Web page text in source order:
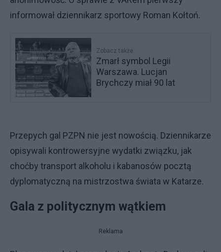
informował dziennikarz sportowy Roman Kołtoń.
Zobacz także
Zmarł symbol Legii
Warszawa. Lucjan
Brychczy miał 90 lat
Przepych gal PZPN nie jest nowością. Dziennikarze
opisywali kontrowersyjne wydatki związku, jak
choćby transport alkoholu i kabanosów pocztą
dyplomatyczną na mistrzostwa świata w Katarze.
Gala z politycznym wątkiem
Reklama